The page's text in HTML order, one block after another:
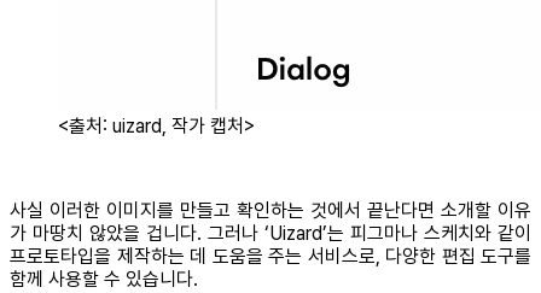
<출처: uizard, 작가 캡처>
사실 이러한 이미지를 만들고 확인하는 것에서 끝난다면 소개할 이유
가 마땅치 않았을 겁니다. 그러나 ‘Uizard’는 피그마나 스케치와 같이
프로토타입을 제작하는 데 도움을 주는 서비스로, 다양한 편집 도구를
함께 사용할 수 있습니다.